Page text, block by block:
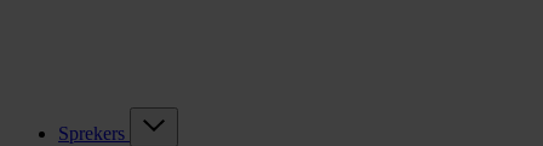
Sprekers